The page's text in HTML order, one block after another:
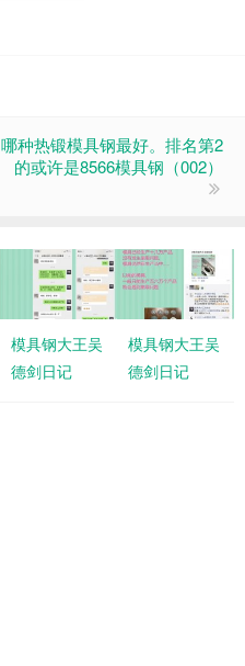
哪种热锻模具钢最好。排名第2
的或许是8566模具钢（002）
模具钢大王吴
德剑日记
模具钢大王吴
德剑日记